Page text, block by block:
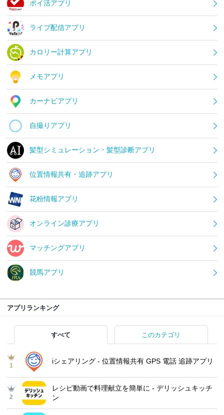
ポイ活アプリ
ライブ配信アプリ
カロリー計算アプリ
メモアプリ
カーナビアプリ
自撮りアプリ
髪型シミュレーション・髪型診断アプリ
位置情報共有・追跡アプリ
花粉情報アプリ
オンライン診療アプリ
マッチングアプリ
競馬アプリ
アプリランキング
すべて このカテゴリ
1
iシェアリング - 位置情報共有 GPS 電話 追跡アプリ
2
レシピ動画で料理献立を簡単‪に - デリッシュキッチ
ン